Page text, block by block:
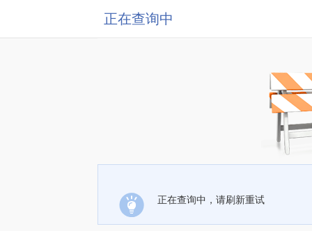
正在查询中
正在查询中，请刷新重试